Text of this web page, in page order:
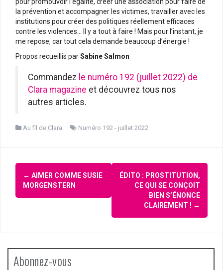
la prévention et accompagner les victimes, travailler avec les
institutions pour créer des politiques réellement efficaces
contre les violences… Il y a tout à faire ! Mais pour l’instant, je
me repose, car tout cela demande beaucoup d’énergie !
Propos recueillis parSabine Salmon
Commandez le numéro 192 (juillet 2022) de
Clara magazine et découvrez tous nos
autres articles.
Au fil de Clara Numéro 192 - juillet 2022
Navigation
d'article
← AIMER COMME SUSIE
MORGENSTERN
ÉDITO : PROSTITUTION,
CE QUI SE CONÇOIT
BIEN S’ÉNONCE
CLAIREMENT ! →
Abonnez-vous